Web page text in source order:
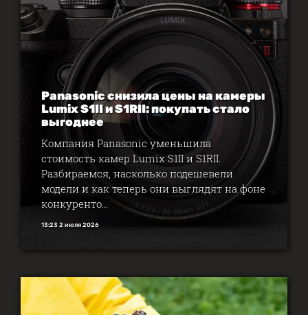
Panasonic снизила цены на камеры
Lumix S1II и S1RII: покупать стало
выгоднее
Компания Panasonic уменьшила
стоимость камер Lumix S1II и S1RII.
Разбираемся, насколько подешевели
модели и как теперь они выглядят на фоне
конкуренто...
13:23 2 июля 2026